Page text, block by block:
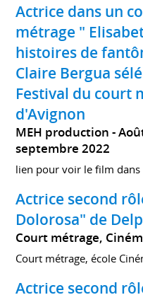
Actrice dans un
métrage "
histoires de
Claire Bergua
Festival du court
d'Avignon
MEH production
septembre 2022
lien pour voir le film dans
Actrice second
Dolorosa" de
Court métrage,
Court métrage, école
Actrice second